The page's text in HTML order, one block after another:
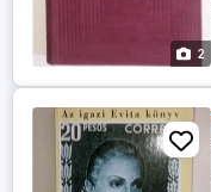
2